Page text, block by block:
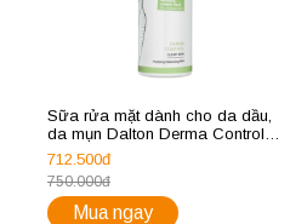
Sữa rửa mặt dành cho da dầu,
da mụn Dalton Derma Control
Purifying Cleansing Milk
712.500đ
750.000đ
Mua ngay